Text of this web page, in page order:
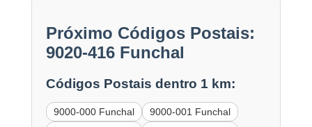
Próximo Códigos Postais:
9020-416 Funchal
Códigos Postais dentro 1 km:
9000-000 Funchal
9000-001 Funchal